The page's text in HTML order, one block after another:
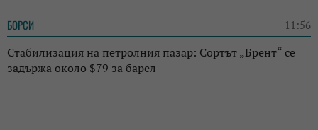
БОРСИ 11:56
Стабилизация на петролния пазар: Сортът „Брент“ се
задържа около $79 за барел